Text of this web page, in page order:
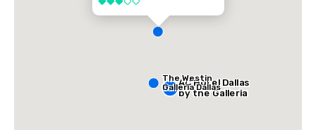
3 sur 5
AC Hotel Dallas
by the Galleria
The Westin
Galleria Dallas